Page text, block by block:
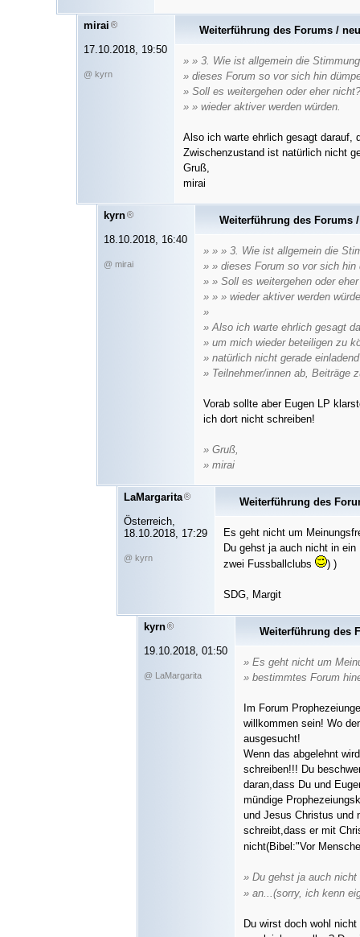
mirai
17.10.2018, 19:50
@ kyrn
Weiterführung des Forums /
» » 3. Wie ist allgemein die
» dieses Forum so vor sich hin
» Soll es weitergehen oder eher
» » wieder aktiver werden würden.
Also ich warte ehrlich gesagt darauf,
Zwischenzustand ist natürlich nicht
Gruß,
mirai
kyrn
18.10.2018, 16:40
@ mirai
Weiterführung des Forums
» » » 3. Wie ist allgemein die
» » dieses Forum so vor sich hin
» » Soll es weitergehen oder
» » » wieder aktiver werden
»
» Also ich warte ehrlich gesagt
» um mich wieder beteiligen zu
» natürlich nicht gerade
» Teilnehmer/innen ab, Beiträge
Vorab sollte aber Eugen LP
ich dort nicht schreiben!
» Gruß,
» mirai
LaMargarita
Österreich,
18.10.2018, 17:29
@ kyrn
Weiterführung des
Es geht nicht um
Du gehst ja auch nicht in
zwei Fussballclubs
) )
SDG, Margit
kyrn
19.10.2018, 01:50
@ LaMargarita
Weiterführung des
» Es geht nicht um
» bestimmtes Forum
Im Forum
willkommen sein! Wo
ausgesucht!
Wenn das abgelehnt
schreiben!!! Du
daran,dass Du und
mündige
und Jesus Christus und
schreibt,dass er mit
nicht(Bibel:"Vor
» Du gehst ja auch
» an...(sorry, ich kenn
Du wirst doch wohl